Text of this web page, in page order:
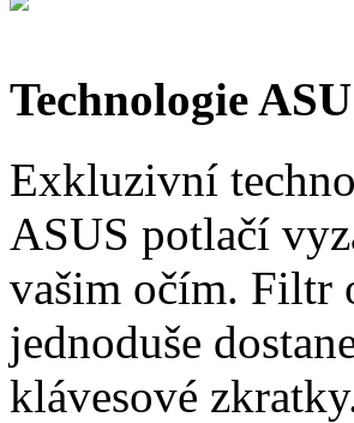
Technologie
Exkluzivní
ASUS potlačí
vašim očím. Filtr
jednoduše
klávesové